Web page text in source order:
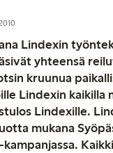
Lindexin
yhteensä
kruunua
Lindexin kaikilla
Lindexille.
mukana
kampanjassa.